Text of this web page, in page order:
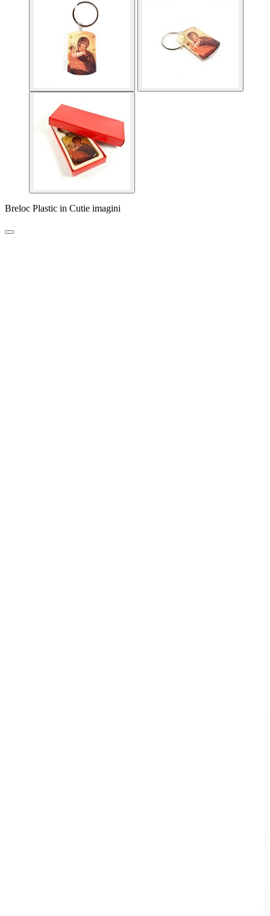
Breloc Plastic in Cutie imagini